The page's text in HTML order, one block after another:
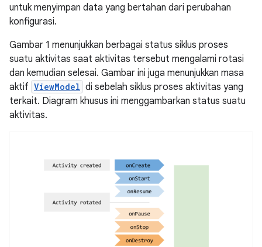
untuk menyimpan data yang bertahan dari perubahan
konfigurasi.
Gambar 1 menunjukkan berbagai status siklus proses
suatu aktivitas saat aktivitas tersebut mengalami rotasi
dan kemudian selesai. Gambar ini juga menunjukkan masa
aktif ViewModel di sebelah siklus proses aktivitas yang
terkait. Diagram khusus ini menggambarkan status suatu
aktivitas.